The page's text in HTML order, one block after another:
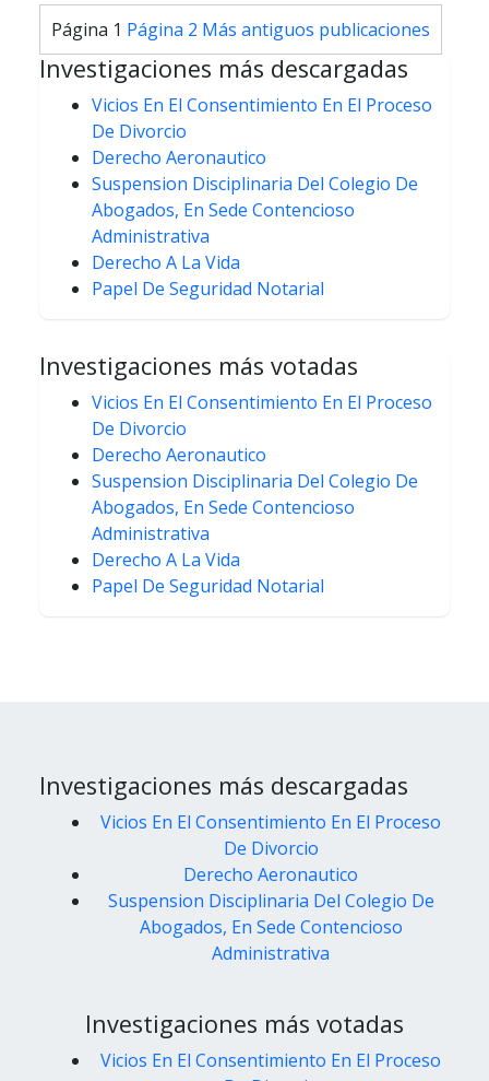
Paginación
de
entradas
Página 1 Página 2 Más antiguos publicaciones
Investigaciones más descargadas
Vicios En El Consentimiento En El Proceso
De Divorcio
Derecho Aeronautico
Suspension Disciplinaria Del Colegio De
Abogados, En Sede Contencioso
Administrativa
Derecho A La Vida
Papel De Seguridad Notarial
Investigaciones más votadas
Vicios En El Consentimiento En El Proceso
De Divorcio
Derecho Aeronautico
Suspension Disciplinaria Del Colegio De
Abogados, En Sede Contencioso
Administrativa
Derecho A La Vida
Papel De Seguridad Notarial
Investigaciones más descargadas
Vicios En El Consentimiento En El Proceso
De Divorcio
Derecho Aeronautico
Suspension Disciplinaria Del Colegio De
Abogados, En Sede Contencioso
Administrativa
Investigaciones más votadas
Vicios En El Consentimiento En El Proceso